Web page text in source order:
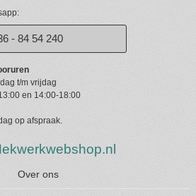
- 84 54 240
t/m vrijdag
en 14:00-18:00
op afspraak.
Over ons